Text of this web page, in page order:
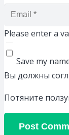
Please enter a
Save my
Вы должны
Потяните
Post